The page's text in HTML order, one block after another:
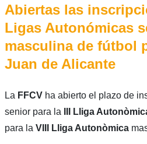
Abiertas las
Ligas Autonómicas
masculina de fútbol
Juan de Alicante
La FFCVha abierto el plazo de
senior para la
III Lliga
para la VIII Lliga Autonòmica